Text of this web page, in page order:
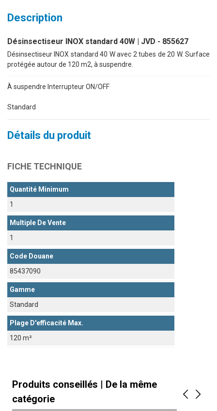
Description
Désinsectiseur INOX standard 40W | JVD - 855627
Désinsectiseur INOX standard 40 W avec 2 tubes de 20 W. Surface
protégée autour de 120 m2, à suspendre.
À suspendre Interrupteur ON/OFF
Standard
Détails du produit
FICHE TECHNIQUE
Quantité Minimum
1
Multiple De Vente
1
Code Douane
85437090
Gamme
Standard
Plage D'efficacité Max.
120 m²
Produits conseillés | De la même
catégorie